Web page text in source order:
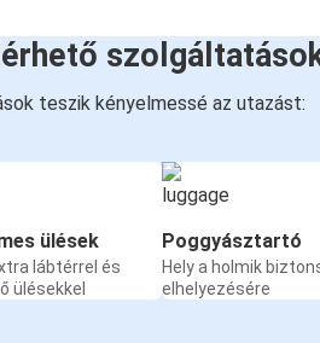
teszik kényelmessé az utazást:
ülések
lábtérrel és
ülésekkel
Poggyásztartó
Hely a holmik
elhelyezésére